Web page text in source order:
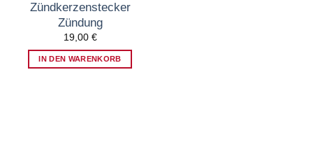
Zündkerzenstecker
Zündung
19,00 €
IN DEN WARENKORB